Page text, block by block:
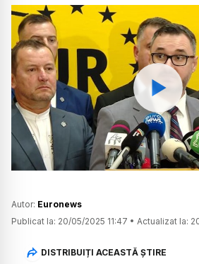
Autor: Euronews
Publicat la: 20/05/2025 11:47 • Actualizat la:
DISTRIBUIȚI ACEASTĂ ȘTIRE